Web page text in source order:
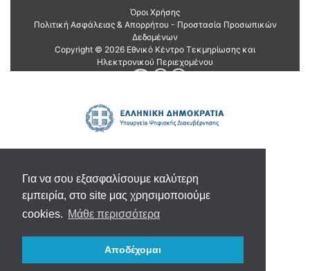
Για να σου εξασφαλίσουμε καλύτερη
εμπειρία, στο site μας χρησιμοποιούμε
cookies. Μάθε περισσότερα
Αποδέχομαι